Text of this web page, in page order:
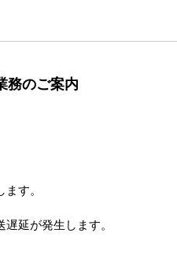
カッピングコメント
務のご案内
す。
延が発生します。